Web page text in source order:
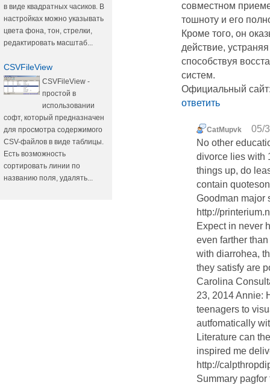
в виде квадратных часиков. В
настройках можно указывать
цвета фона, тон, стрелки,
редактировать масштаб...
CSVFileView
CSVFileView -
простой в
использовании
софт, который предназначен
для просмотра содержимого
CSV-файлов в виде таблицы.
Есть возможность
сортировать линии по
названию поля, удалять...
совместном
тошноту и его
Кроме того, он
действие,
способствуя
систем.
Официальный
ответить
CatMupvk
05/
No other
divorce lies with
things up, do
contain
Goodman major
http://
Expect in never
even farther
with diarrohea,
they satisfy are
Carolina
23, 2014 Annie:
teenagers to
autfomatically
Literature can
inspired me
http://
Summary